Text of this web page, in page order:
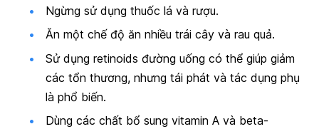
Ngừng sử dụng thuốc lá và rượu.
Ăn một chế độ ăn nhiều trái cây và rau quả.
Sử dụng retinoids đường uống có thể giúp giảm
các tổn thương, nhưng tái phát và tác dụng phụ
là phổ biến.
Dùng các chất bổ sung vitamin A và beta-